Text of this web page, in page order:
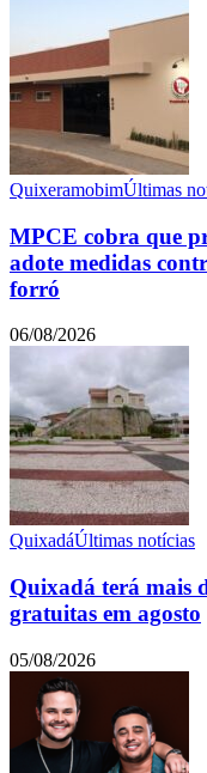
QuixeramobimÚltimas
MPCE cobra que
adote medidas
forró
06/08/2026
QuixadáÚltimas notícias
Quixadá terá mais
gratuitas em agosto
05/08/2026